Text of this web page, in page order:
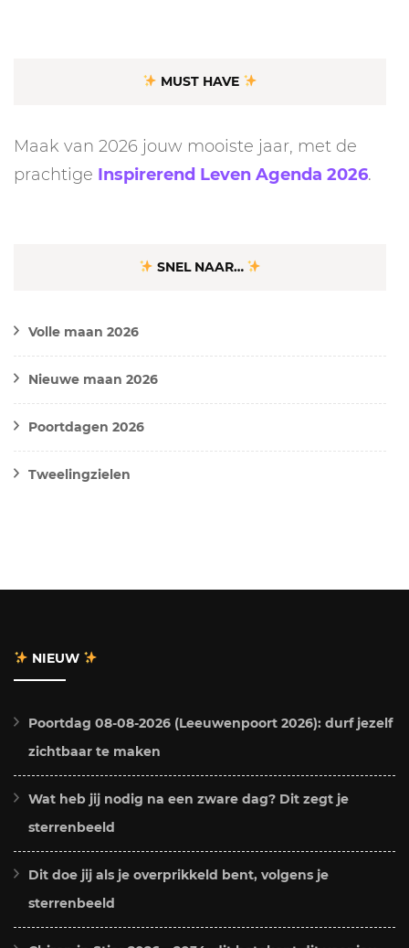
MUST HAVE
Maak van 2026 jouw mooiste jaar, met de
prachtige Inspirerend Leven Agenda 2026.
SNEL NAAR…
Volle maan 2026
Nieuwe maan 2026
Poortdagen 2026
Tweelingzielen
NIEUW
Poortdag 08-08-2026 (Leeuwenpoort 2026): durf jezelf
zichtbaar te maken
Wat heb jij nodig na een zware dag? Dit zegt je
sterrenbeeld
Dit doe jij als je overprikkeld bent, volgens je
sterrenbeeld